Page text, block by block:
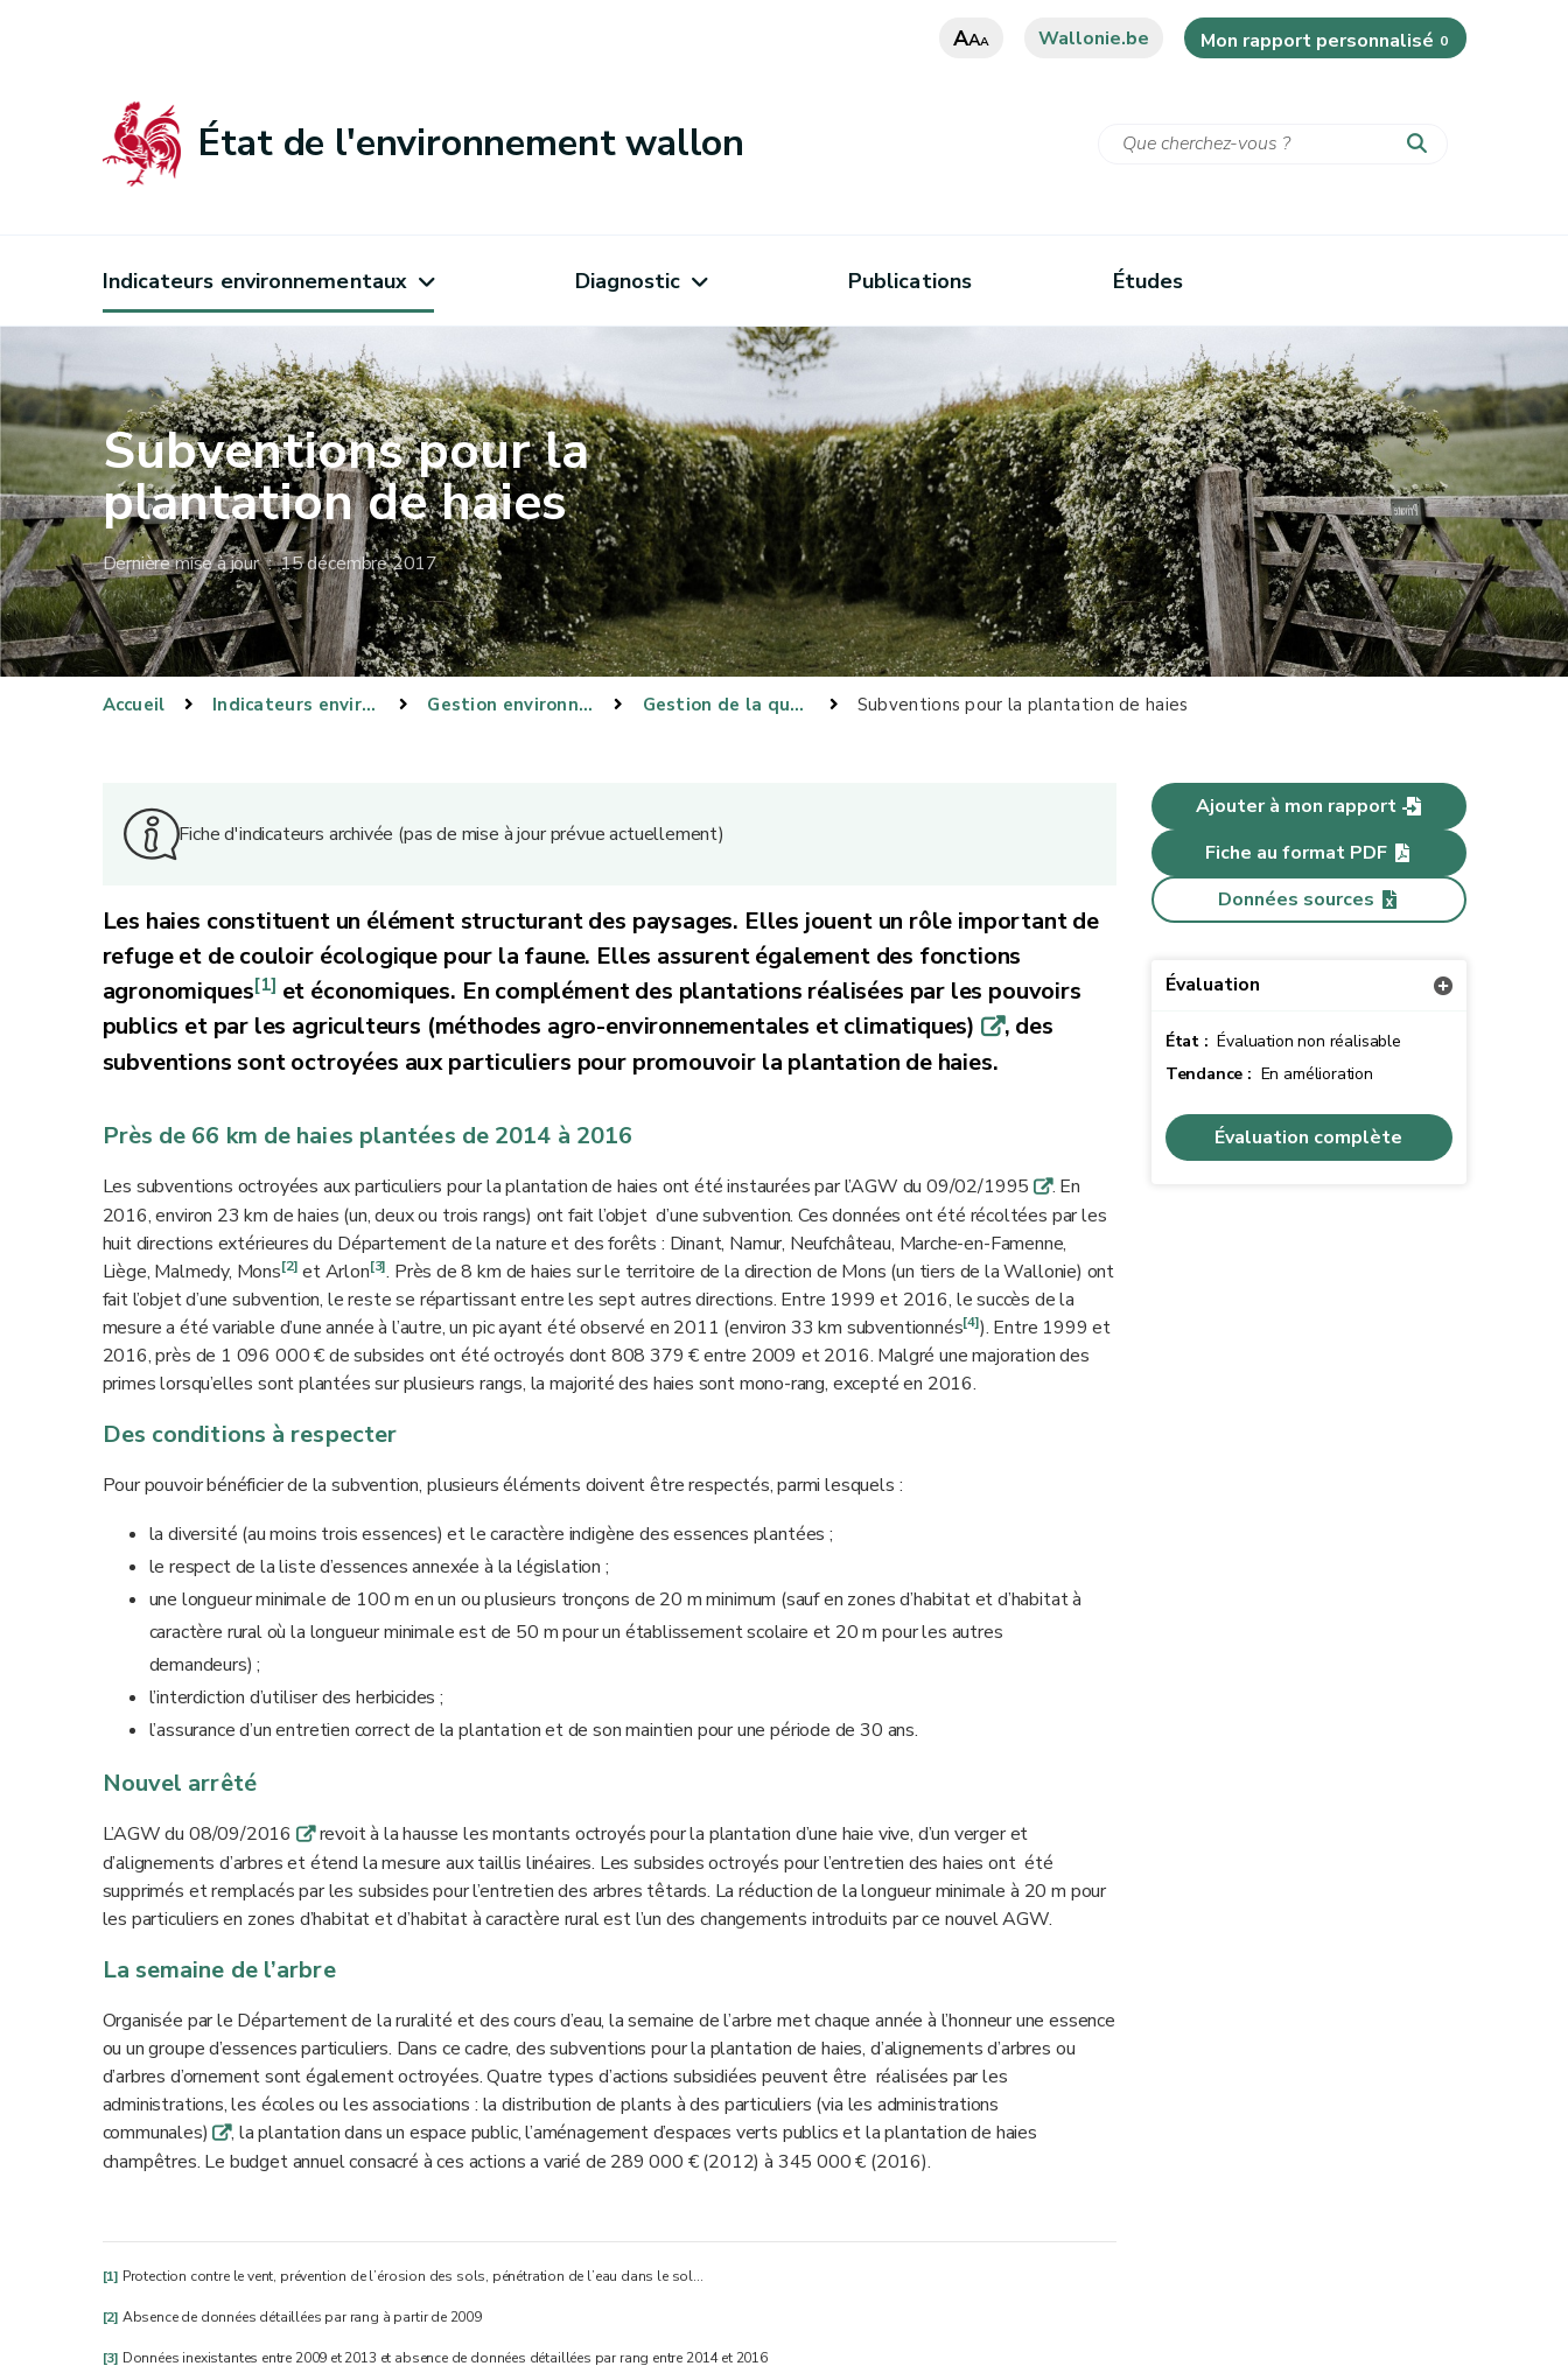
AAA Wallonie.be Mon rapport personnalisé 0
État de l'environnement wallon
Indicateurs environnementaux Diagnostic Publications Études
Subventions pour la
plantation de haies
Dernière mise à jour : 15 décembre 2017
Accueil Indicateurs environnementaux Gestion environnementale Gestion de la qualité des milieux Subventions pour la plantation de haies
Fiche d'indicateurs archivée (pas de mise à jour prévue actuellement)
Les haies constituent un élément structurant des paysages. Elles jouent un rôle important de
refuge et de couloir écologique pour la faune. Elles assurent également des fonctions
agronomiques[1] et économiques. En complément des plantations réalisées par les pouvoirs
publics et par les agriculteurs (méthodes agro-environnementales et climatiques) q, des
subventions sont octroyées aux particuliers pour promouvoir la plantation de haies.
Près de 66 km de haies plantées de 2014 à 2016
Les subventions octroyées aux particuliers pour la plantation de haies ont été instaurées par l’AGW du 09/02/1995 q. En
2016, environ 23 km de haies (un, deux ou trois rangs) ont fait l’objet d’une subvention. Ces données ont été récoltées par les
huit directions extérieures du Département de la nature et des forêts : Dinant, Namur, Neufchâteau, Marche-en-Famenne,
Liège, Malmedy, Mons[2] et Arlon[3]. Près de 8 km de haies sur le territoire de la direction de Mons (un tiers de la Wallonie) ont
fait l’objet d’une subvention, le reste se répartissant entre les sept autres directions. Entre 1999 et 2016, le succès de la
mesure a été variable d’une année à l’autre, un pic ayant été observé en 2011 (environ 33 km subventionnés[4]). Entre 1999 et
2016, près de 1 096 000 € de subsides ont été octroyés dont 808 379 € entre 2009 et 2016. Malgré une majoration des
primes lorsqu’elles sont plantées sur plusieurs rangs, la majorité des haies sont mono-rang, excepté en 2016.
Des conditions à respecter
Pour pouvoir bénéficier de la subvention, plusieurs éléments doivent être respectés, parmi lesquels :
la diversité (au moins trois essences) et le caractère indigène des essences plantées ;
le respect de la liste d’essences annexée à la législation ;
une longueur minimale de 100 m en un ou plusieurs tronçons de 20 m minimum (sauf en zones d’habitat et d’habitat à
caractère rural où la longueur minimale est de 50 m pour un établissement scolaire et 20 m pour les autres
demandeurs) ;
l’interdiction d’utiliser des herbicides ;
l’assurance d’un entretien correct de la plantation et de son maintien pour une période de 30 ans.
Nouvel arrêté
L’AGW du 08/09/2016 qrevoit à la hausse les montants octroyés pour la plantation d’une haie vive, d’un verger et
d’alignements d’arbres et étend la mesure aux taillis linéaires. Les subsides octroyés pour l’entretien des haies ont été
supprimés et remplacés par les subsides pour l’entretien des arbres têtards. La réduction de la longueur minimale à 20 m pour
les particuliers en zones d’habitat et d’habitat à caractère rural est l’un des changements introduits par ce nouvel AGW.
La semaine de l’arbre
Organisée par le Département de la ruralité et des cours d’eau, la semaine de l’arbre met chaque année à l’honneur une essence
ou un groupe d’essences particuliers. Dans ce cadre, des subventions pour la plantation de haies, d’alignements d’arbres ou
d’arbres d’ornement sont également octroyées. Quatre types d’actions subsidiées peuvent être réalisées par les
administrations, les écoles ou les associations : la distribution de plants à des particuliers (via les administrations
communales)q, la plantation dans un espace public, l’aménagement d’espaces verts publics et la plantation de haies
champêtres. Le budget annuel consacré à ces actions a varié de 289 000 € (2012) à 345 000 € (2016).
[1] Protection contre le vent, prévention de l’érosion des sols, pénétration de l’eau dans le sol…
[2] Absence de données détaillées par rang à partir de 2009
[3] Données inexistantes entre 2009 et 2013 et absence de données détaillées par rang entre 2014 et 2016
Ajouter à mon rapport
Fiche au format PDF
Données sources
Évaluation
État : Évaluation non réalisable
Tendance : En amélioration
Évaluation complète